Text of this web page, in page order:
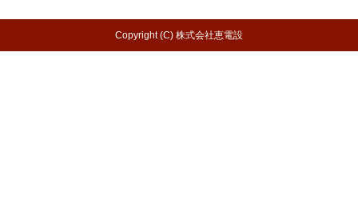
Copyright (C) 株式会社恵電設